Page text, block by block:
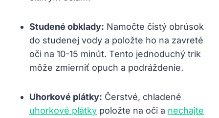
Studené obklady: Namočte čistý ⁢obrúsok
do studenej ⁣vody a položte ho ‌na zavreté
‍oči⁢ na 10-15 minút. Tento jednoduchý ⁣trik
⁢môže⁣ zmierniť opuch a podráždenie.
Uhorkové plátky: Čerstvé, ⁢chladené
uhorkové plátky položte na​ oči‍ a nechajte